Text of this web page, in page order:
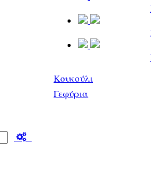
Κουκούλι
Γεφύρια